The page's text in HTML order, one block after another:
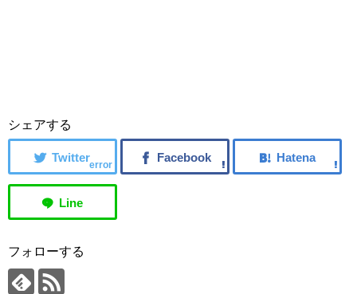
シェアする
error
フォローする